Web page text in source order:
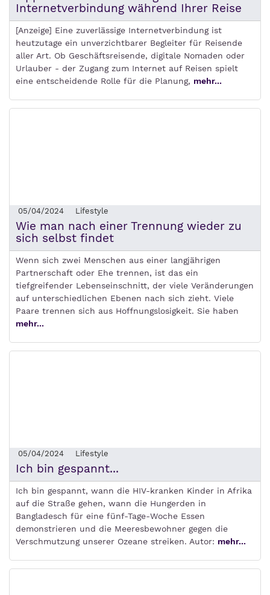
Internetverbindung während Ihrer Reise
[Anzeige] Eine zuverlässige Internetverbindung ist
heutzutage ein unverzichtbarer Begleiter für Reisende
aller Art. Ob Geschäftsreisende, digitale Nomaden oder
Urlauber - der Zugang zum Internet auf Reisen spielt
eine entscheidende Rolle für die Planung, mehr...
05/04/2024 Lifestyle
Wie man nach einer Trennung wieder zu
sich selbst findet
Wenn sich zwei Menschen aus einer langjährigen
Partnerschaft oder Ehe trennen, ist das ein
tiefgreifender Lebenseinschnitt, der viele Veränderungen
auf unterschiedlichen Ebenen nach sich zieht. Viele
Paare trennen sich aus Hoffnungslosigkeit. Sie haben
mehr...
05/04/2024 Lifestyle
Ich bin gespannt...
Ich bin gespannt, wann die HIV-kranken Kinder in Afrika
auf die Straße gehen, wann die Hungerden in
Bangladesch für eine fünf-Tage-Woche Essen
demonstrieren und die Meeresbewohner gegen die
Verschmutzung unserer Ozeane streiken. Autor: mehr...